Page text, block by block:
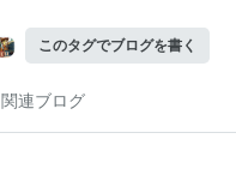
このタグでブログを書く
関連ブログ